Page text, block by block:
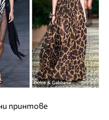
принтове